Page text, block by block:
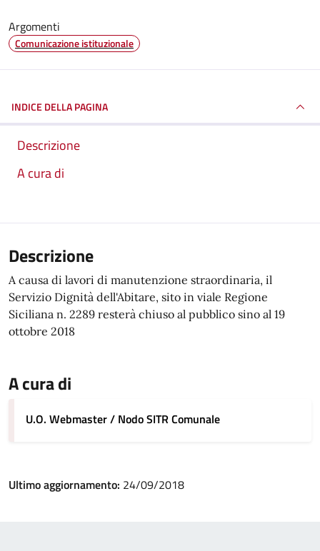
Argomenti
Comunicazione istituzionale
INDICE DELLA PAGINA
Descrizione
A cura di
Descrizione
A causa di lavori di manutenzione straordinaria, il
Servizio Dignità dell'Abitare, sito in viale Regione
Siciliana n. 2289 resterà chiuso al pubblico sino al 19
ottobre 2018
A cura di
U.O. Webmaster / Nodo SITR Comunale
Ultimo aggiornamento: 24/09/2018